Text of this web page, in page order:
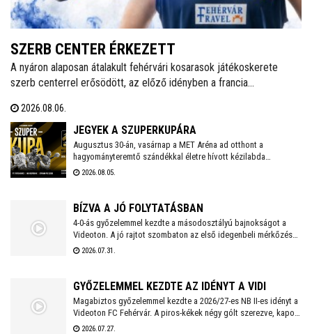
SZERB CENTER ÉRKEZETT
A nyáron alaposan átalakult fehérvári kosarasok játékoskerete
szerb centerrel erősödött, az előző idényben a francia
városába. A klub egy év után elköszönt Carlos Vallejótól, aki a
tavalyi idényben másodedzőként segítette a csapat munkáját.
2026.08.06.
JEGYEK A SZUPERKUPÁRA
Augusztus 30-án, vasárnap a MET Aréna ad otthont a
hagyományteremtő szándékkal életre hívott kézilabda
szuperkupának. A hölgyeknél a Győri Audi ETO és a
kézilabdaünnepre jegyek már kaphatók!
2026.08.05.
BÍZVA A JÓ FOLYTATÁSBAN
4-0-ás győzelemmel kezdte a másodosztályú bajnokságot a
Videoton. A jó rajtot szombaton az első idegenbeli mérkőzés
követi, a tavaly még NB I-es Kazincbarcika otthonában.
2026.07.31.
GYŐZELEMMEL KEZDTE AZ IDÉNYT A VIDI
Magabiztos győzelemmel kezdte a 2026/27-es NB II-es idényt a
Videoton FC Fehérvár. A piros-kékek négy gólt szerezve, kapott
találat nélkül múlták felül a tavalyi szezon negyedik
2026.07.27.